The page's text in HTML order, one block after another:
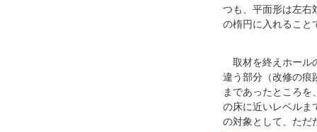
つも、平面形は左右
の楕円に入れること
取材を終えホール
違う部分（改修の痕
まであったところを
の床に近いレベルま
の対象として、ただ